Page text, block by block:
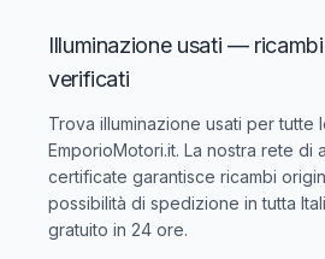
Illuminazione usati —
verificati
Trova illuminazione usati per tutte
EmporioMotori.it. La nostra rete di
certificate garantisce ricambi
possibilità di spedizione in tutta
gratuito in 24 ore.